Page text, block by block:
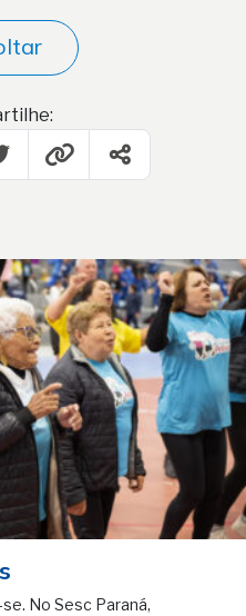
No Sesc Paraná,